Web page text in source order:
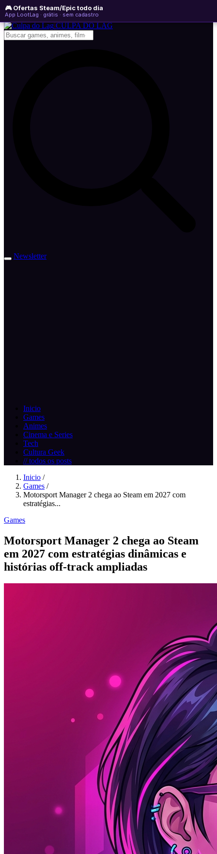
🎮 Ofertas Steam/Epic todo dia
App LootLag · grátis · sem cadastro
sábado, 08 de agosto de 2026 WhatsApp
Newsletter
CULPA DO LAG
Newsletter
Inicio
Games
Animes
Cinema e Series
Tech
Cultura Geek
// todos os posts
Inicio /
Games /
Motorsport Manager 2 chega ao Steam em 2027 com
estratégias...
Games
Motorsport Manager 2 chega ao Steam
em 2027 com estratégias dinâmicas e
histórias off‑track ampliadas